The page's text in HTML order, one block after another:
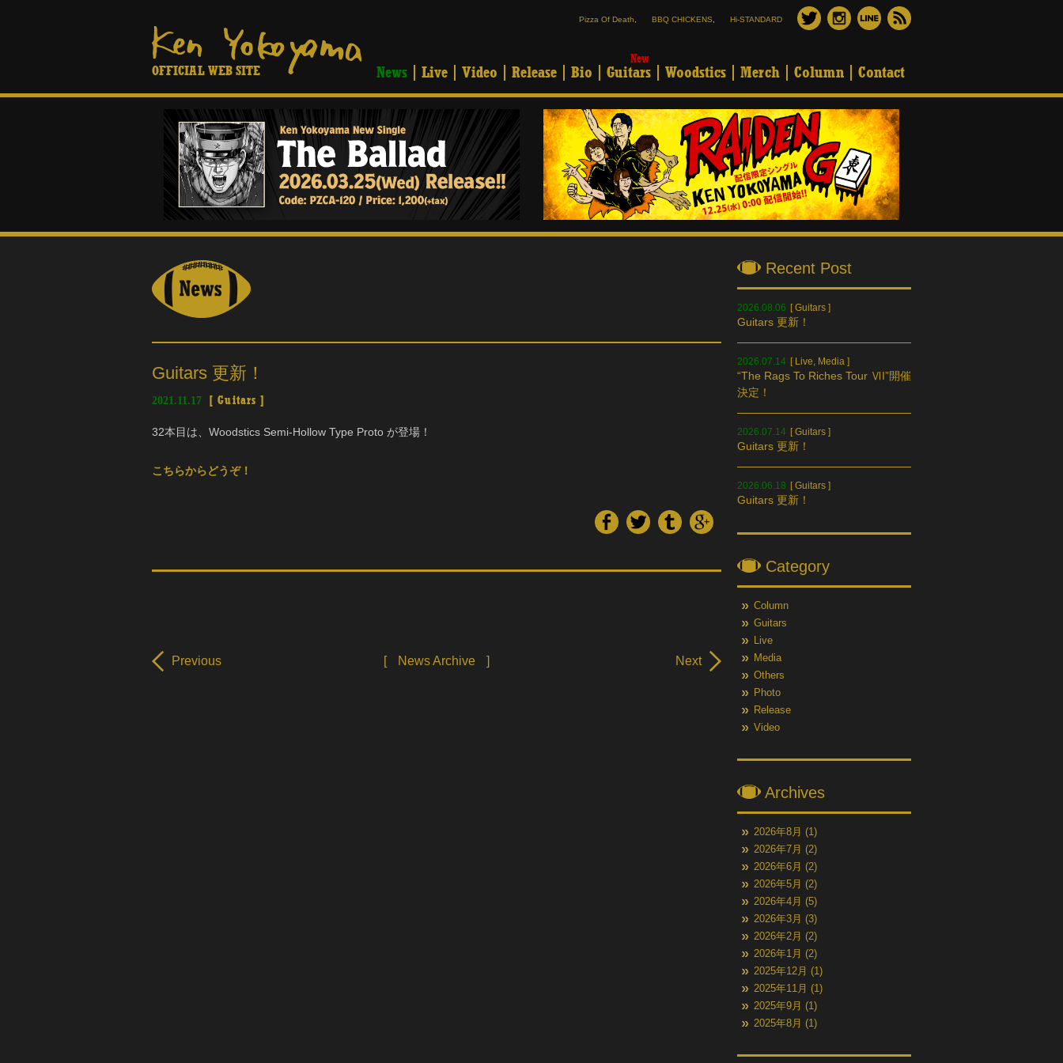
OFFICIAL WEB SITE
Pizza Of Death BBQ CHICKENS Hi-STANDARD
News Live Video Release Bio
New
Guitars Woodstics Merch Column Contact
Guitars 更新！
2021.11.17 [ Guitars ]
32本目は、Woodstics Semi-Hollow Type Proto が登場！
こちらからどうぞ！
Previous [ News Archive ] Next
Recent Post
2026.08.06 [Guitars ]
Guitars 更新！
2026.07.14 [ Live, Media ]
“The Rags To Riches Tour ⅥI”開催
決定！
2026.07.14 [Guitars ]
Guitars 更新！
2026.06.18 [Guitars ]
Guitars 更新！
Category
Column
Guitars
Live
Media
Others
Photo
Release
Video
Archives
2026年8月 (1)
2026年7月 (2)
2026年6月 (2)
2026年5月 (2)
2026年4月 (5)
2026年3月 (3)
2026年2月 (2)
2026年1月 (2)
2025年12月 (1)
2025年11月 (1)
2025年9月 (1)
2025年8月 (1)